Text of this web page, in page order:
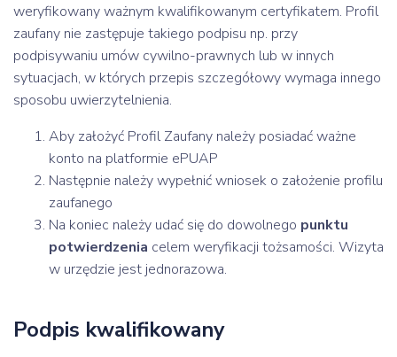
weryfikowany ważnym kwalifikowanym certyfikatem. Profil
zaufany nie zastępuje takiego podpisu np. przy
podpisywaniu umów cywilno-prawnych lub w innych
sytuacjach, w których przepis szczegółowy wymaga innego
sposobu uwierzytelnienia.
Aby założyć Profil Zaufany należy posiadać ważne
konto na platformie ePUAP
Następnie należy wypełnić wniosek o założenie profilu
zaufanego
Na koniec należy udać się do dowolnego punktu
potwierdzenia celem weryfikacji tożsamości. Wizyta
w urzędzie jest jednorazowa.
Podpis kwalifikowany